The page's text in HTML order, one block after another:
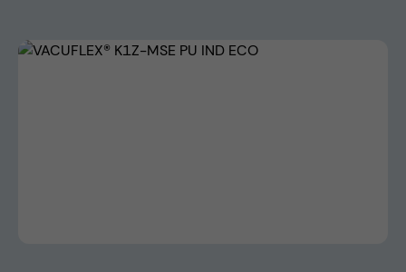
Bildergalerie überspringen